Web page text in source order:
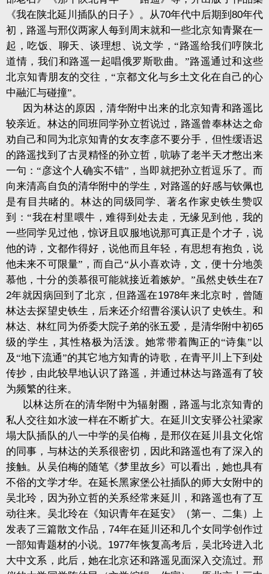
《我在陕北延川插队的日子》。从70年代中后期到 80年代
初，路遥与邢仪两家人每到周末就和一些北京知青聚在一
起，吃饭、聊天、谈理想、说文学，“路遥给我们哼陕北
道情，我们和路遥一起唱俄罗斯歌曲。”路遥通过和这些
北京知青朋友的交往，“京都文化与乡土文化在自己的心
中融汇与碰撞”。
因为林达的原因，清华附中出来的北京知青和路遥比
较亲近。林达的同班同学孙立哲说过，路遥曾奉林达之命
劝自己和同为北京知青的女友李彦不要分手，但性缓语迟
的路遥找到了古灵精怪的孙立哲，吭哧了老半天才憋出来
一句：“彦这个人确实不错”，当即就把孙立哲逗乐了。而
向来清高自负的清华附中的学生，对路遥的好感与钦佩也
是有目共睹的。林达的同级同学、著名作家史铁生赞叹
到：“我在村里喂牛，难得到处去走，无缘见到他，我的
一些同学见过他，惊讶且叹服地说那可真正是个才子，说
他的诗，文都作得好，说他而且年轻，有思想有抱负，说
他未来不可限量”，而自己“从小喜欢诗，文，便十分地羡
慕他，十分的羡慕很可能就接近着嫉妒。”虽然史铁生在7
2年就因病回到了北京，但路遥在1978年来北京时，曾随
林达去探望史铁生，后来还介绍曹谷溪认识了史铁生。和
林达、林红同为侨委大院子弟的张五爱，是清华附中初65
级的学生，其性格极为活泼。她常带着陶正的“诗集”以
及“地下流通”的其它地方知青的诗歌，在青平川上下到处
传抄，由此较早地认识了路遥，并通过林达与路遥有了较
为频繁的往来。
以林达所在的清华附中为辐射圈，路遥与北京知青的
私人交往如水波一样在不断扩大。在延川文安驿公社梁家
塌大队插队的八一中学的吴伯梅，是邢仪在延川县文化馆
的同事，与林达的关系很密切，因此和路遥也有了深入的
接触。从吴伯梅的随笔《梦里故乡》可以看出，她也具有
不俗的文学才华。在延长黑家堡公社插队的师大女附中的
吴北玲，因为孙立哲的关系经常来延川，和路遥也有了互
动往来。吴北玲在《知识青年在延安》（第一、二集）上
发表了三篇散文作品， 74年在延川还和几个女同学创作过
一部知青题材的小说。 1977年恢复高考后，吴北玲进入北
大中文系，此后，她在北京还和路遥见面深入交流过。邢